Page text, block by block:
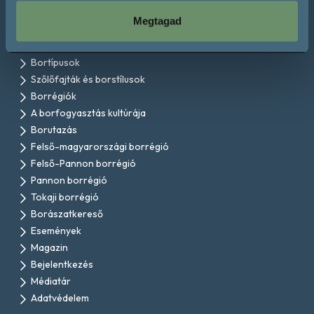
Megtagad
A magyar bor története
Bortípusok
Szőlőfajták és borstílusok
Borrégiók
A borfogyasztás kultúrája
Borutazás
Felső-magyarországi borrégió
Felső-Pannon borrégió
Pannon borrégió
Tokaji borrégió
Borászatkereső
Események
Magazin
Bejelentkezés
Médiatár
Adatvédelem